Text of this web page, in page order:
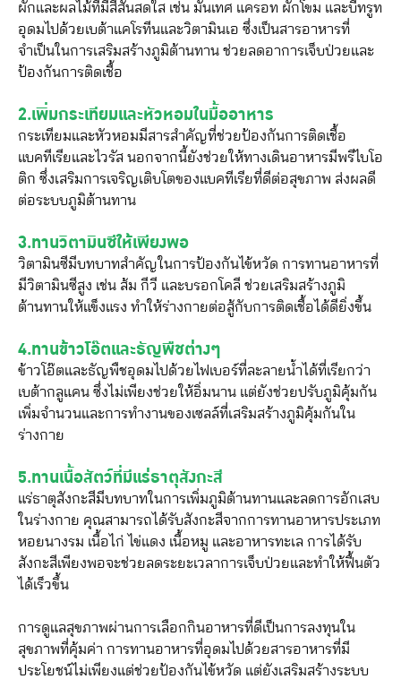
ผักและผลไม้ที่มีสีสันสดใส เช่น มันเทศ แครอท ผักโขม และบีทรูท
อุดมไปด้วยเบต้าแคโรทีนและวิตามินเอ ซึ่งเป็นสารอาหารที่
จำเป็นในการเสริมสร้างภูมิต้านทาน ช่วยลดอาการเจ็บป่วยและ
ป้องกันการติดเชื้อ
2.เพิ่มกระเทียมและหัวหอมในมื้ออาหาร
กระเทียมและหัวหอมมีสารสำคัญที่ช่วยป้องกันการติดเชื้อ
แบคทีเรียและไวรัส นอกจากนี้ยังช่วยให้ทางเดินอาหารมีพรีไบโอ
ติก ซึ่งเสริมการเจริญเติบโตของแบคทีเรียที่ดีต่อสุขภาพ ส่งผลดี
ต่อระบบภูมิต้านทาน
3.ทานวิตามินซีให้เพียงพอ
วิตามินซีมีบทบาทสำคัญในการป้องกันไข้หวัด การทานอาหารที่
มีวิตามินซีสูง เช่น ส้ม กีวี และบรอกโคลี ช่วยเสริมสร้างภูมิ
ต้านทานให้แข็งแรง ทำให้ร่างกายต่อสู้กับการติดเชื้อได้ดียิ่งขึ้น
4.ทานข้าวโอ๊ตและธัญพืชต่างๆ
ข้าวโอ๊ตและธัญพืชอุดมไปด้วยไฟเบอร์ที่ละลายน้ำได้ที่เรียกว่า
เบต้ากลูแคน ซึ่งไม่เพียงช่วยให้อิ่มนาน แต่ยังช่วยปรับภูมิคุ้มกัน
เพิ่มจำนวนและการทำงานของเซลล์ที่เสริมสร้างภูมิคุ้มกันใน
ร่างกาย
5.ทานเนื้อสัตว์ที่มีแร่ธาตุสังกะสี
แร่ธาตุสังกะสีมีบทบาทในการเพิ่มภูมิต้านทานและลดการอักเสบ
ในร่างกาย คุณสามารถได้รับสังกะสีจากการทานอาหารประเภท
หอยนางรม เนื้อไก่ ไข่แดง เนื้อหมู และอาหารทะเล การได้รับ
สังกะสีเพียงพอจะช่วยลดระยะเวลาการเจ็บป่วยและทำให้ฟื้นตัว
ได้เร็วขึ้น
การดูแลสุขภาพผ่านการเลือกกินอาหารที่ดีเป็นการลงทุนใน
สุขภาพที่คุ้มค่า การทานอาหารที่อุดมไปด้วยสารอาหารที่มี
ประโยชน์ไม่เพียงแต่ช่วยป้องกันไข้หวัด แต่ยังเสริมสร้างระบบ